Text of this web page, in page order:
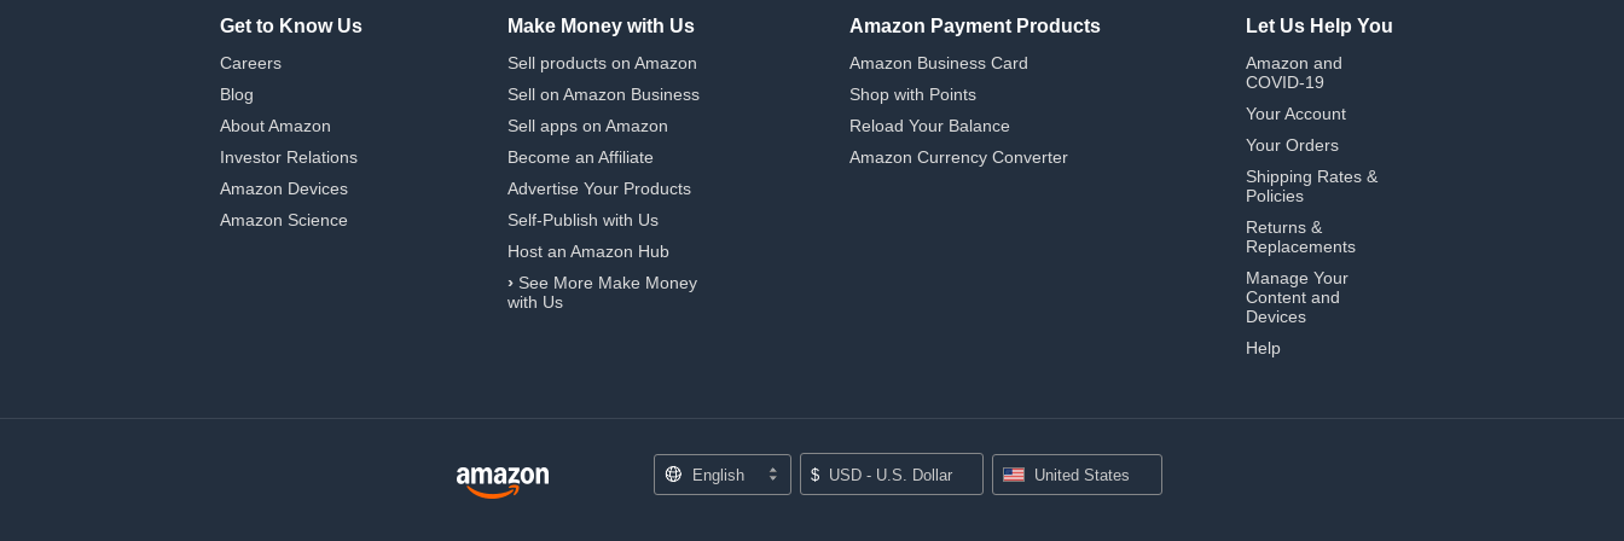
Get to Know Us
Careers
Blog
About Amazon
Investor Relations
Amazon Devices
Amazon Science
Make Money with Us
Sell products on Amazon
Sell on Amazon Business
Sell apps on Amazon
Become an Affiliate
Advertise Your Products
Self-Publish with Us
Host an Amazon Hub
› See More Make Money
with Us
Amazon Payment Products
Amazon Business Card
Shop with Points
Reload Your Balance
Amazon Currency Converter
Let Us Help You
Amazon and
COVID-19
Your Account
Your Orders
Shipping Rates &
Policies
Returns &
Replacements
Manage Your
Content and
Devices
Help
English $ USD - U.S. Dollar United States